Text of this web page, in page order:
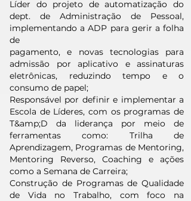
Líder do projeto de automatização do
dept. de Administração de Pessoal,
implementando a ADP para gerir a folha
de
pagamento, e novas tecnologias para
admissão por aplicativo e assinaturas
eletrônicas, reduzindo tempo e o
consumo de papel;
Responsável por definir e implementar a
Escola de Líderes, com os programas de
T&amp;D da liderança por meio de
ferramentas como: Trilha de
Aprendizagem, Programas de Mentoring,
Mentoring Reverso, Coaching e ações
como a Semana de Carreira;
Construção de Programas de Qualidade
de Vida no Trabalho, com foco na